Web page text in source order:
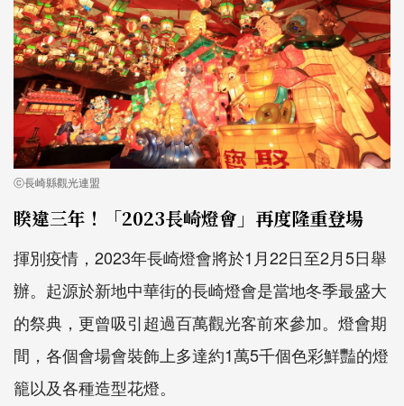
ⓒ長崎縣觀光連盟
睽違三年！「2023長崎燈會」再度隆重登場
揮別疫情，2023年長崎燈會將於1月22日至2月5日舉
辦。起源於新地中華街的長崎燈會是當地冬季最盛大
的祭典，更曾吸引超過百萬觀光客前來參加。燈會期
間，各個會場會裝飾上多達約1萬5千個色彩鮮豔的燈
籠以及各種造型花燈。